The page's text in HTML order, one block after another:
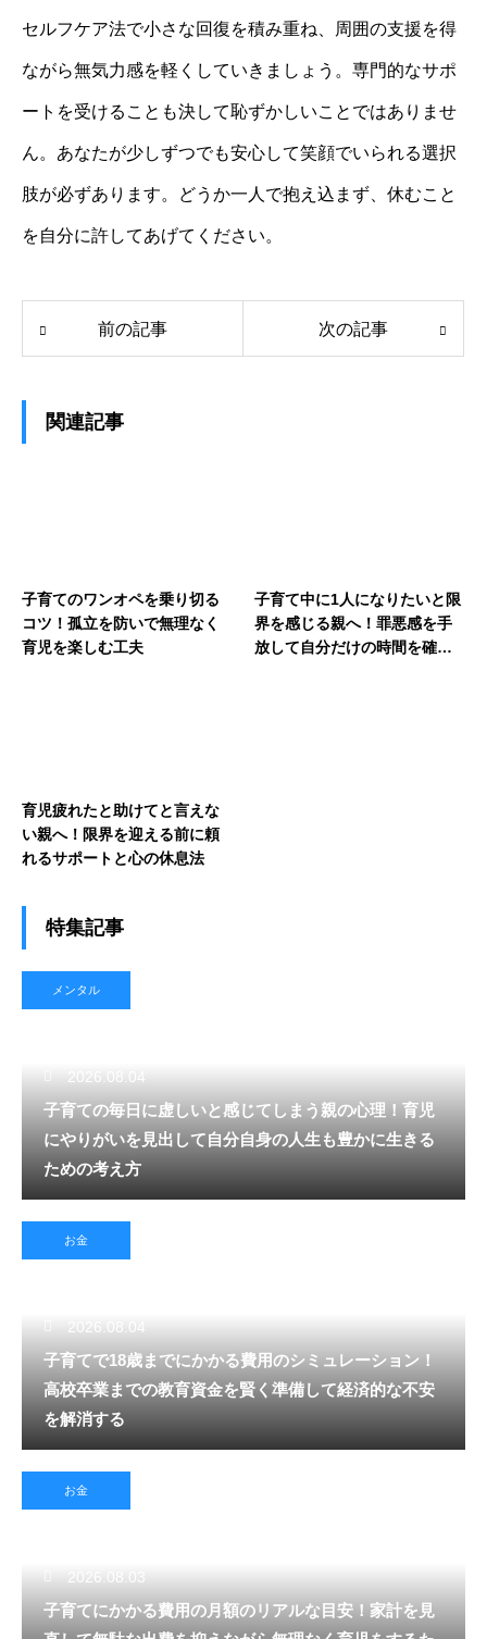
セルフケア法で小さな回復を積み重ね、周囲の支援を得
ながら無気力感を軽くしていきましょう。専門的なサポ
ートを受けることも決して恥ずかしいことではありませ
ん。あなたが少しずつでも安心して笑顔でいられる選択
肢が必ずあります。どうか一人で抱え込まず、休むこと
を自分に許してあげてください。
前の記事 次の記事
関連記事
子育てのワンオペを乗り切る
コツ！孤立を防いで無理なく
育児を楽しむ工夫
子育て中に1人になりたいと限
界を感じる親へ！罪悪感を手
放して自分だけの時間を確保
育児疲れたと助けてと言えな
い親へ！限界を迎える前に頼
れるサポートと心の休息法
特集記事
メンタル
2026.08.04
子育ての毎日に虚しいと感じてしまう親の心理！育児
にやりがいを見出して自分自身の人生も豊かに生きる
ための考え方
お金
2026.08.04
子育てで18歳までにかかる費用のシミュレーション！
高校卒業までの教育資金を賢く準備して経済的な不安
を解消する
お金
2026.08.03
子育てにかかる費用の月額のリアルな目安！家計を見